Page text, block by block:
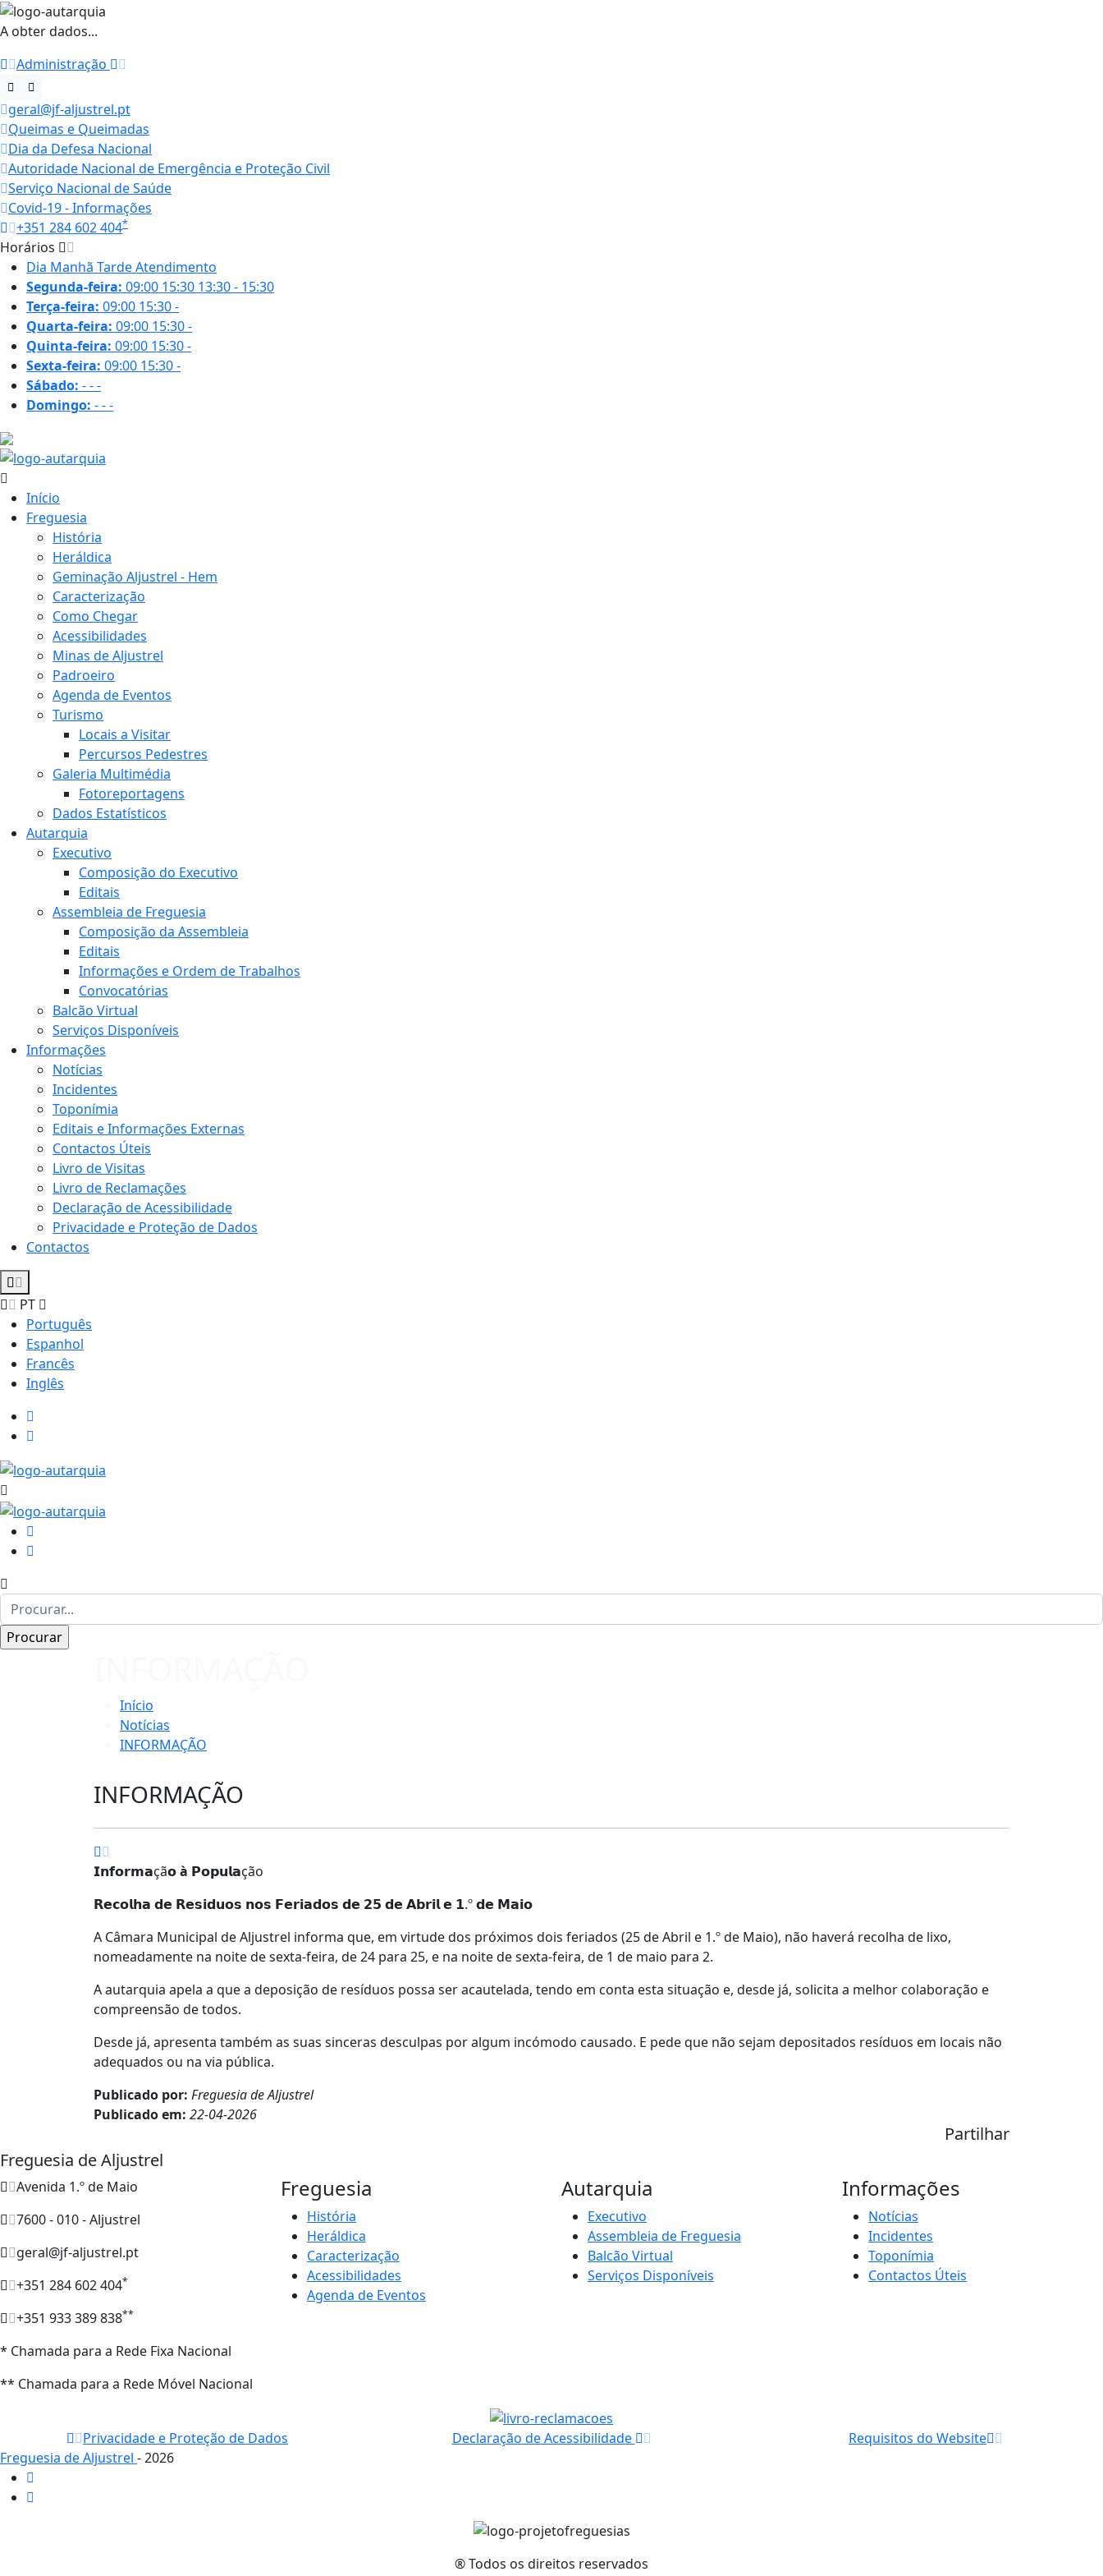
A obter dados...
Administração
geral@jf-aljustrel.pt
Queimas e Queimadas
Dia da Defesa Nacional
Autoridade Nacional de Emergência e Proteção Civil
Serviço Nacional de Saúde
Covid-19 - Informações
+351 284 602 404*
Horários
Dia Manhã TardeAtendimento
Segunda-feira: 09:00 15:30 13:30 - 15:30
Terça-feira: 09:00 15:30-
Quarta-feira: 09:00 15:30-
Quinta-feira: 09:00 15:30-
Sexta-feira: 09:00 15:30-
Sábado: ---
Domingo: ---
Início
Freguesia
História
Heráldica
Geminação Aljustrel - Hem
Caracterização
Como Chegar
Acessibilidades
Minas de Aljustrel
Padroeiro
Agenda de Eventos
Turismo
Locais a Visitar
Percursos Pedestres
Galeria Multimédia
Fotoreportagens
Dados Estatísticos
Autarquia
Executivo
Composição do Executivo
Editais
Assembleia de Freguesia
Composição da Assembleia
Editais
Informações e Ordem de Trabalhos
Convocatórias
Balcão Virtual
Serviços Disponíveis
Informações
Notícias
Incidentes
Toponímia
Editais e Informações Externas
Contactos Úteis
Livro de Visitas
Livro de Reclamações
Declaração de Acessibilidade
Privacidade e Proteção de Dados
Contactos
PT
Português
Espanhol
Francês
Inglês
Início
Notícias
INFORMAÇÃO
INFORMAÇÃO
𝗜𝗻𝗳𝗼𝗿𝗺𝗮çã𝗼à 𝗣𝗼𝗽𝘂𝗹𝗮ção
𝗥𝗲𝗰𝗼𝗹𝗵𝗮 𝗱𝗲 𝗥𝗲𝘀𝗶𝗱𝘂𝗼𝘀 𝗻𝗼𝘀 𝗙𝗲𝗿𝗶𝗮𝗱𝗼𝘀 𝗱𝗲 𝟮𝟱 𝗱𝗲 𝗔𝗯𝗿𝗶𝗹 𝗲 𝟭.º 𝗱𝗲 𝗠𝗮𝗶𝗼
A Câmara Municipal de Aljustrel informa que, em virtude dos próximos dois feriados (25 de Abril e 1.º de Maio), não haverá recolha de lixo,
nomeadamente na noite de sexta-feira, de 24 para 25, e na noite de sexta-feira, de 1 de maio para 2.
A autarquia apela a que a deposição de resíduos possa ser acautelada, tendo em conta esta situação e, desde já, solicita a melhor colaboração e
compreensão de todos.
Desde já, apresenta também as suas sinceras desculpas por algum incómodo causado. E pede que não sejam depositados resíduos em locais não
adequados ou na via pública.
Publicado por: Freguesia de Aljustrel
Publicado em: 22-04-2026
Partilhar
Freguesia de Aljustrel
Avenida 1.º de Maio
7600 - 010 - Aljustrel
geral@jf-aljustrel.pt
+351 284 602 404*
+351 933 389 838**
* Chamada para a Rede Fixa Nacional
** Chamada para a Rede Móvel Nacional
Freguesia
História
Heráldica
Caracterização
Acessibilidades
Agenda de Eventos
Autarquia
Executivo
Assembleia de Freguesia
Balcão Virtual
Serviços Disponíveis
Informações
Notícias
Incidentes
Toponímia
Contactos Úteis
Privacidade e Proteção de Dados Declaração de Acessibilidade
Requisitos do Website
Freguesia de Aljustrel - 2026
® Todos os direitos reservados